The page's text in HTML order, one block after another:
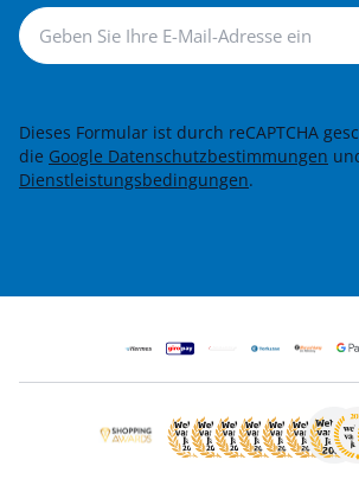
Newsletter
Dieses Formular ist durch reCAPTCHA
die Google Datenschutzbestimmungen
Dienstleistungsbedingungen.